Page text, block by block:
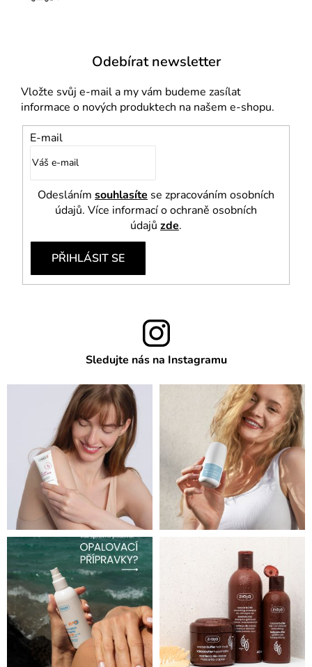
Odebírat newsletter
Vložte svůj e-mail a my vám budeme zasílat
informace o nových produktech na našem e-shopu.
E-mail
Odesláním souhlasíte se zpracováním osobních
údajů. Více informací o ochraně osobních
údajů zde.
PŘIHLÁSIT SE
Sledujte nás na Instagramu